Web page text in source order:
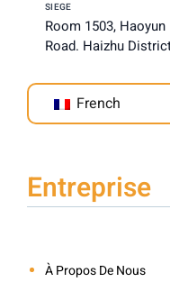
SIEGE
Room 1503,
Road. Haizhu
French
Entreprise
À Propos De Nous